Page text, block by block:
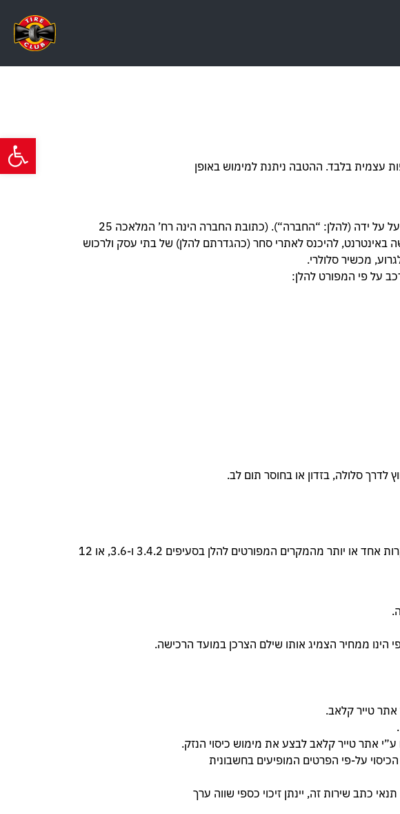
פתח
עצמית בלבד. ההטבה ניתנת למימוש באופן
1.1 “אתר טייר קלאב” – אתר בבעלות חברת אוטולוקס טיירס (ישראל) בע”מ, ח.פ. 512057241 ומופעל על ידה (להלן: “החברה“). (כתובת החברה הינה רח’ המלאכה 25
גלישה באינטרנט, להיכנס לאתרי סחר (כהגדרתם להלן) של בתי עסק ולרכוש
מכשיר סלולרי.
תוקפם של כתב שירות זה והכיסוי לפיו הינם מיום רכישת הצמיגים באתר ועד לפקיעת כתב השירות בקרות אחד או יותר מהמקרים המפורטים להלן בסעיפים 3.4.2 ו-3.6, או 12